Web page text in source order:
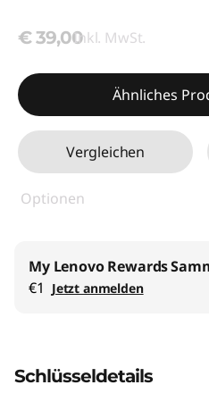
€ 39,00Inkl. MwSt.
Ähnliches
Vergleichen
Optionen
My Lenovo Rewards
€1
Jetzt anmelden
Schlüsseldetails